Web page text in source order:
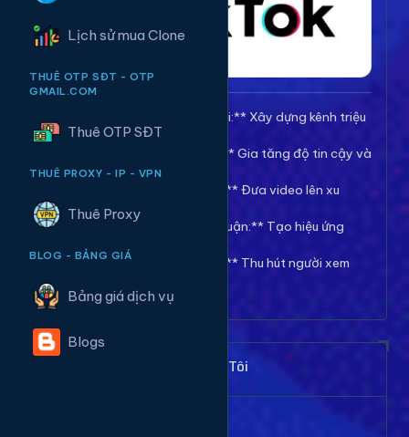
Lịch sử mua Clone
THUÊ OTP SĐT - OTP
GMAIL.COM
Thuê OTP SĐT
THUÊ PROXY - IP - VPN
Thuê Proxy
BLOG - BẢNG GIÁ
Bảng giá dịch vụ
Blogs
🚀 **Tăng Follow/Theo dõi:** Xây dựng kênh triệu
follow uy tín.
❤️ **Tăng Tim/Like Video:** Gia tăng độ tin cậy và
viral cho video.
👀 **Tăng View/Lượt xem:** Đưa video lên xu
hướng nhanh chóng.
💬 **Tăng Comment/Bình luận:** Tạo hiệu ứng
thảo luận sôi nổi.
👁️ **Tăng Mắt Livestream:** Thu hút người xem
Khách Hàng Nói Gì Về Chúng Tôi